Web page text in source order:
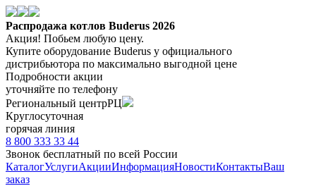
Распродажа котлов Buderus 2026
Акция! Побьем любую цену.
Купите оборудование Buderus у официального
дистрибьютора по максимально выгодной цене
Подробности акции
уточняйте по телефону
Региональный центрРЦ
Круглосуточная
горячая линия
8 800 333 33 44
Звонок бесплатный по всей России
КаталогУслугиАкцииИнформацияНовостиКонтактыВаш
заказ